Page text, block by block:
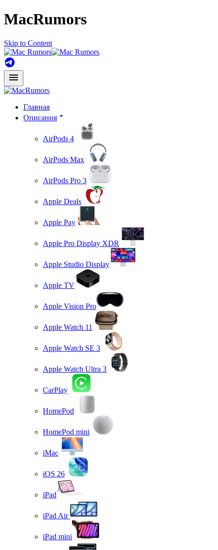
MacRumors
Skip to Content
Главная
Описания
AirPods 4
AirPods Max
AirPods Pro 3
Apple Deals
Apple Pay
Apple Pro Display XDR
Apple Studio Display
Apple TV
Apple Vision Pro
Apple Watch 11
Apple Watch SE 3
Apple Watch Ultra 3
CarPlay
HomePod
HomePod mini
iMac
iOS 26
iPad
iPad Air
iPad mini